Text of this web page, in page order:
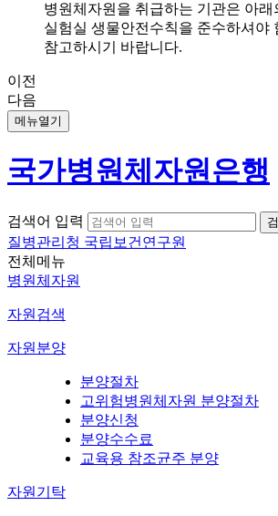
병원체자원을 취급하는 기관은 아
실험실 생물안전수칙을 준수하셔야
참고하시기 바랍니다.
이전
다음
메뉴열기
국가병원체자원은행
검색어 입력
질병관리청 국립보건연구원
전체메뉴
병원체자원
자원검색
자원분양
분양절차
고위험병원체자원 분양절차
분양신청
분양수수료
교육용 참조균주 분양
자원기탁